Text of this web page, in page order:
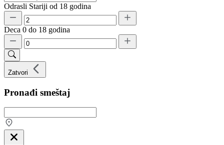
Odrasli Stariji od 18 godina
Deca 0 do 18 godina
Zatvori
Pronađi smeštaj